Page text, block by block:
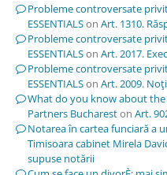
Probleme controversate
ESSENTIALSon Art. 1310.
Probleme controversate
ESSENTIALSon Art. 2017.
Probleme controversate
ESSENTIALSon Art. 2009.
What do you know about the
Partners Buchareston Art.
Notarea în cartea funciară a
Timisoara cabinet Mirela
supuse notării